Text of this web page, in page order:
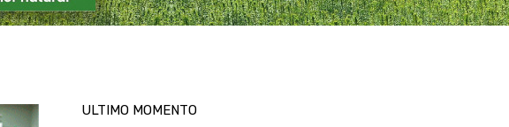
ULTIMO MOMENTO